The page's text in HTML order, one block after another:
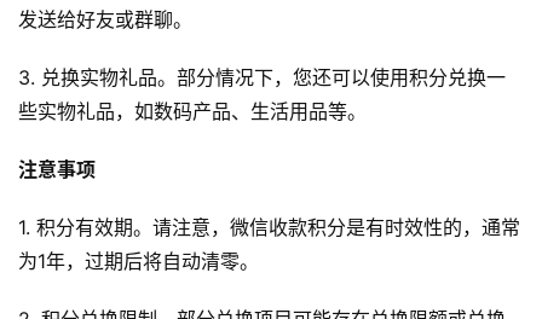
发送给好友或群聊。
3. 兑换实物礼品。部分情况下，您还可以使用积分兑换一
些实物礼品，如数码产品、生活用品等。
注意事项
1. 积分有效期。请注意，微信收款积分是有时效性的，通常
为1年，过期后将自动清零。